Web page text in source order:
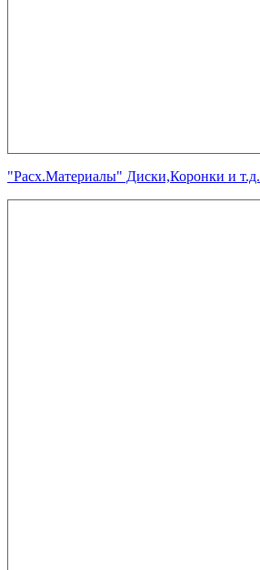
"Расх.Материалы" Диски,Коронки и т.д.